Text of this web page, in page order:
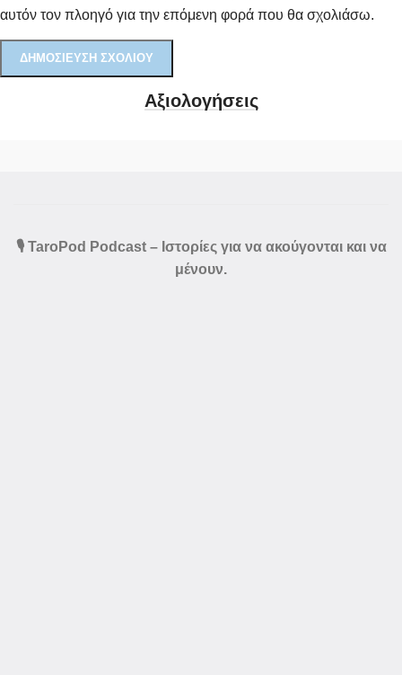
αυτόν τον πλοηγό για την επόμενη φορά που θα σχολιάσω.
Αξιολογήσεις
🎙️ TaroPod Podcast – Ιστορίες για να ακούγονται και να
μένουν.